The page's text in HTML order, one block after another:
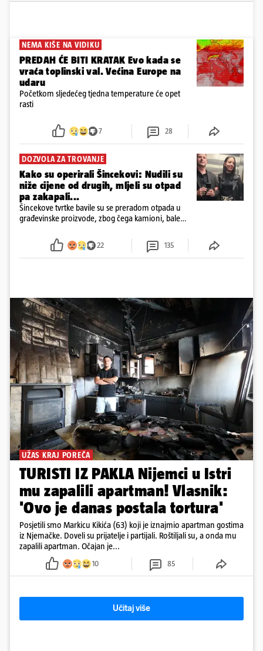
NEMA KIŠE NA VIDIKU
PREDAH ĆE BITI KRATAK Evo kada se
vraća toplinski val. Većina Europe na
udaru
Početkom sljedećeg tjedna temperature će opet
rasti
7 28
DOZVOLA ZA TROVANJE
Kako su operirali Šincekovi: Nudili su
niže cijene od drugih, mljeli su otpad
pa zakapali...
Šincekove tvrtke bavile su se preradom otpada u
građevinske proizvode, zbog čega kamioni, bale
22 135
UŽAS KRAJ POREČA
TURISTI IZ PAKLA Nijemci u Istri
mu zapalili apartman! Vlasnik:
'Ovo je danas postala tortura'
Posjetili smo Markicu Kikića (63) koji je iznajmio apartman gostima
iz Njemačke. Doveli su prijatelje i partijali. Roštiljali su, a onda mu
zapalili apartman. Očajan je...
10 85
Učitaj više